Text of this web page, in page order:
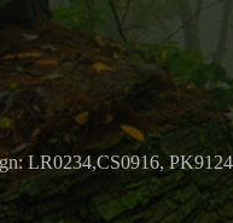
LR0234,CS0916,